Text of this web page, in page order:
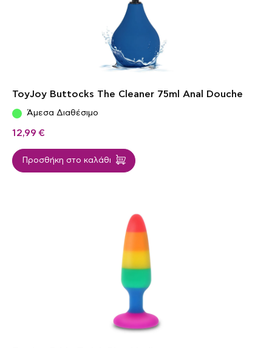
ToyJoy Buttocks The Cleaner 75ml Anal Douche
Άμεσα Διαθέσιμο
12,99 €
Προσθήκη στο καλάθι